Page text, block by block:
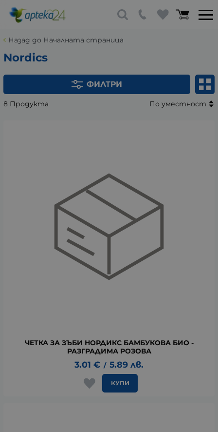
Назад до Началната страница
Nordics
ФИЛТРИ
8 Продукта По уместност
ЧЕТКА ЗА ЗЪБИ НОРДИКС БАМБУКОВА БИО -
РАЗГРАДИМА РОЗОВА
3.01 € / 5.89 лв.
КУПИ